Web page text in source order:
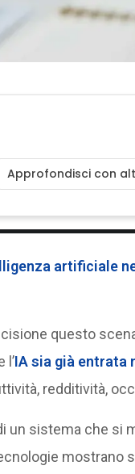
Approfondisci con
artificiale
questo
l’IA sia già entrata
redditività,
un sistema che si
mostrano